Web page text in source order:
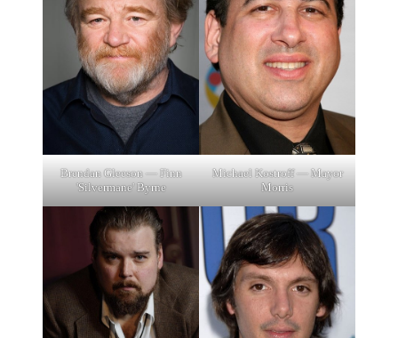
Brendan Gleeson — Finn
'Silvermane' Byrne
Michael Kostroff — Mayor
Morris